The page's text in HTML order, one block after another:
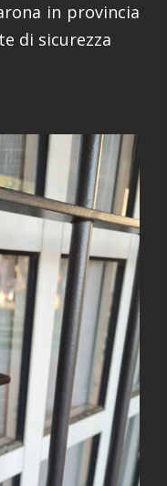
in provincia
di sicurezza